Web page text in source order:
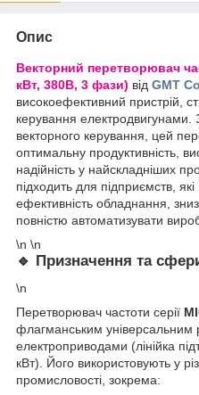
Опис
Векторний перетворювач
кВт, 380В, 3 фази) від GMT
високоефективний пристрій,
керування електродвигунами.
векторного керування, цей
оптимальну продуктивність,
надійність у найскладніших
підходить для підприємств,
ефективність обладнання,
повністю автоматизувати
\n \n
🔹 Призначення та
\n
Перетворювач частоти серії
флагманським універсальним
електроприводами (лінійка
кВт). Його використовують у
промисловості, зокрема: